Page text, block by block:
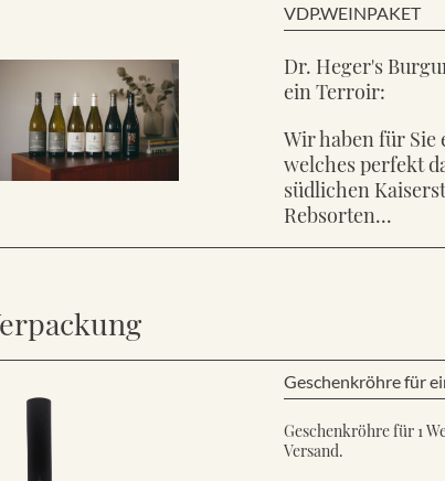
VDP.WEINPAKET
Dr. Heger's
ein Terroir:
Wir haben für Sie
welches perfekt
südlichen
Rebsorten...
Geschenkröhre für
Geschenkröhre für 1
Versand.